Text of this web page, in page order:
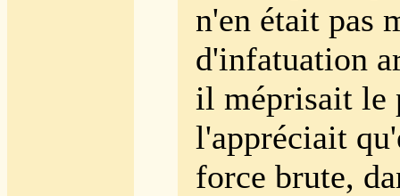
n'en était pas
d'infatuation
il méprisait le
l'appréciait
force brute,